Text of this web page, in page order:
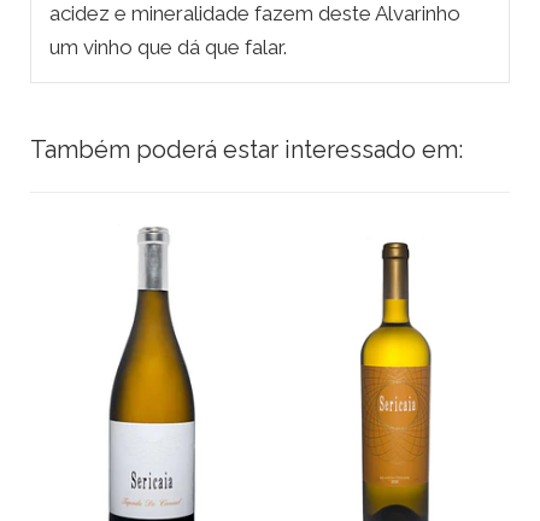
acidez e mineralidade fazem deste Alvarinho
um vinho que dá que falar.
Também poderá estar interessado em: